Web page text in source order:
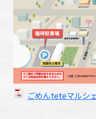
ごめんteteマルシ